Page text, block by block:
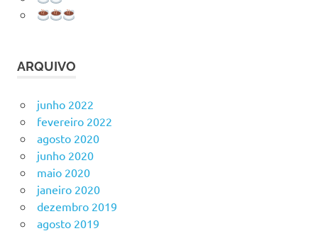
ARQUIVO
junho 2022
fevereiro 2022
agosto 2020
junho 2020
maio 2020
janeiro 2020
dezembro 2019
agosto 2019